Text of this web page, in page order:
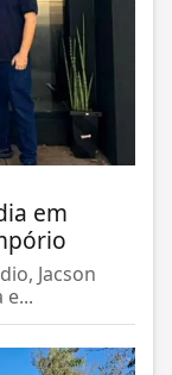
em
Jacson